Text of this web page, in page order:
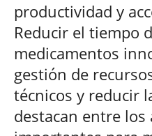
productividad y
Reducir el tiempo
medicamentos
gestión de
técnicos y reducir
destacan entre los